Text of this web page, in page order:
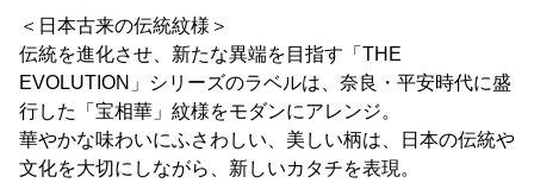
＜日本古来の伝統紋様＞
伝統を進化させ、新たな異端を目指す「THE
EVOLUTION」シリーズのラベルは、奈良・平安時代に盛
行した「宝相華」紋様をモダンにアレンジ。
華やかな味わいにふさわしい、美しい柄は、日本の伝統や
文化を大切にしながら、新しいカタチを表現。